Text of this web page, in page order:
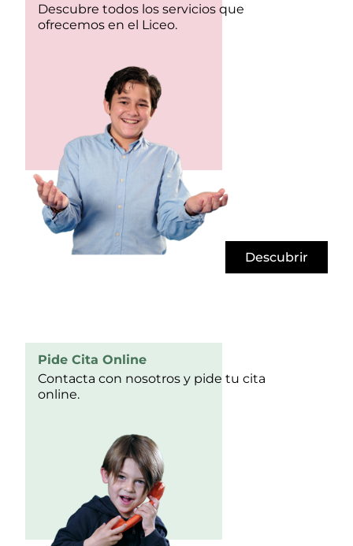
Descubre todos los servicios que
ofrecemos en el Liceo.
Descubrir
Pide Cita Online
Contacta con nosotros y pide tu cita
online.